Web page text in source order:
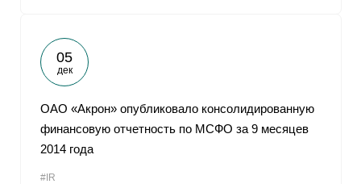
05
дек
ОАО «Акрон» опубликовало консолидированную
финансовую отчетность по МСФО за 9 месяцев
2014 года
#IR